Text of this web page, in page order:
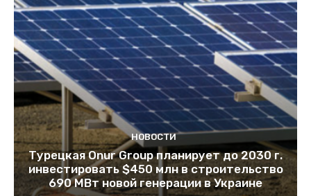
НОВОСТИ
Турецкая Onur Group планирует до 2030 г.
инвестировать $450 млн в строительство
690 МВт новой генерации в Украине